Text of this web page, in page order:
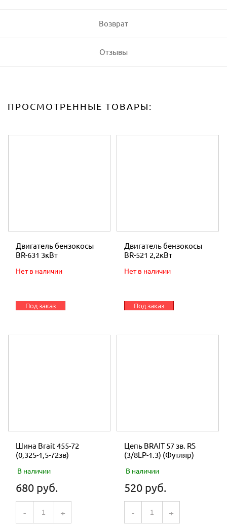
Возврат
Отзывы
ПРОСМОТРЕННЫЕ ТОВАРЫ:
Двигатель бензокосы
BR-631 3кВт
Нет в наличии
Под заказ
Двигатель бензокосы
BR-521 2,2кВт
Нет в наличии
Под заказ
Шина Brait 455-72
(0,325-1,5-72зв)
В наличии
680 руб.
- +
Цепь BRAIT 57 зв. RS
(3/8LP-1.3) (Футляр)
В наличии
520 руб.
- +